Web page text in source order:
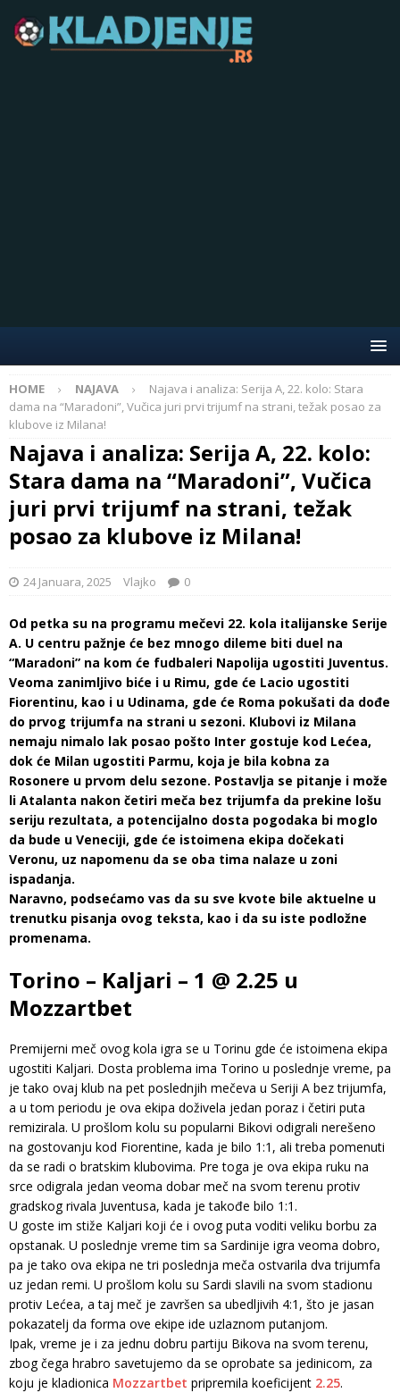
HOME NAJAVA
Najava i analiza: Serija A, 22. kolo: Stara
dama na “Maradoni”, Vučica juri prvi trijumf na strani, težak posao za
klubove iz Milana!
Najava i analiza: Serija A, 22. kolo:
Stara dama na “Maradoni”, Vučica
juri prvi trijumf na strani, težak
posao za klubove iz Milana!
24 Januara, 2025 Vlajko 0
Od petka su na programu mečevi 22. kola italijanske Serije
A. U centru pažnje će bez mnogo dileme biti duel na
“Maradoni” na kom će fudbaleri Napolija ugostiti Juventus.
Veoma zanimljivo biće i u Rimu, gde će Lacio ugostiti
Fiorentinu, kao i u Udinama, gde će Roma pokušati da dođe
do prvog trijumfa na strani u sezoni. Klubovi iz Milana
nemaju nimalo lak posao pošto Inter gostuje kod Lećea,
dok će Milan ugostiti Parmu, koja je bila kobna za
Rosonere u prvom delu sezone. Postavlja se pitanje i može
li Atalanta nakon četiri meča bez trijumfa da prekine lošu
seriju rezultata, a potencijalno dosta pogodaka bi moglo
da bude u Veneciji, gde će istoimena ekipa dočekati
Veronu, uz napomenu da se oba tima nalaze u zoni
ispadanja.
Naravno, podsećamo vas da su sve kvote bile aktuelne u
trenutku pisanja ovog teksta, kao i da su iste podložne
promenama.
Torino – Kaljari – 1 @ 2.25 u
Mozzartbet
Premijerni meč ovog kola igra se u Torinu gde će istoimena ekipa
ugostiti Kaljari. Dosta problema ima Torino u poslednje vreme, pa
je tako ovaj klub na pet poslednjih mečeva u Seriji A bez trijumfa,
a u tom periodu je ova ekipa doživela jedan poraz i četiri puta
remizirala. U prošlom kolu su popularni Bikovi odigrali nerešeno
na gostovanju kod Fiorentine, kada je bilo 1:1, ali treba pomenuti
da se radi o bratskim klubovima. Pre toga je ova ekipa ruku na
srce odigrala jedan veoma dobar meč na svom terenu protiv
gradskog rivala Juventusa, kada je takođe bilo 1:1.
U goste im stiže Kaljari koji će i ovog puta voditi veliku borbu za
opstanak. U poslednje vreme tim sa Sardinije igra veoma dobro,
pa je tako ova ekipa ne tri poslednja meča ostvarila dva trijumfa
uz jedan remi. U prošlom kolu su Sardi slavili na svom stadionu
protiv Lećea, a taj meč je završen sa ubedljivih 4:1, što je jasan
pokazatelj da forma ove ekipe ide uzlaznom putanjom.
Ipak, vreme je i za jednu dobru partiju Bikova na svom terenu,
zbog čega hrabro savetujemo da se oprobate sa jedinicom, za
koju je kladionica Mozzartbet pripremila koeficijent 2.25.